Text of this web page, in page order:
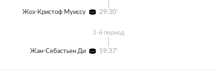
Жоэ-Кристоф Муиссу 29:30'
3-й период
Жан-Себастьен Ди 59:37'